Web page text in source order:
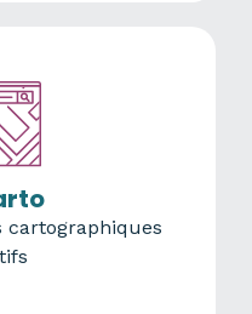
cartographiques